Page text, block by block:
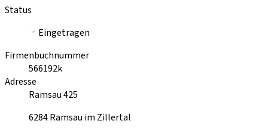
Status
Eingetragen
Firmenbuchnummer
566192k
Adresse
Ramsau 425
6284Ramsau im Zillertal